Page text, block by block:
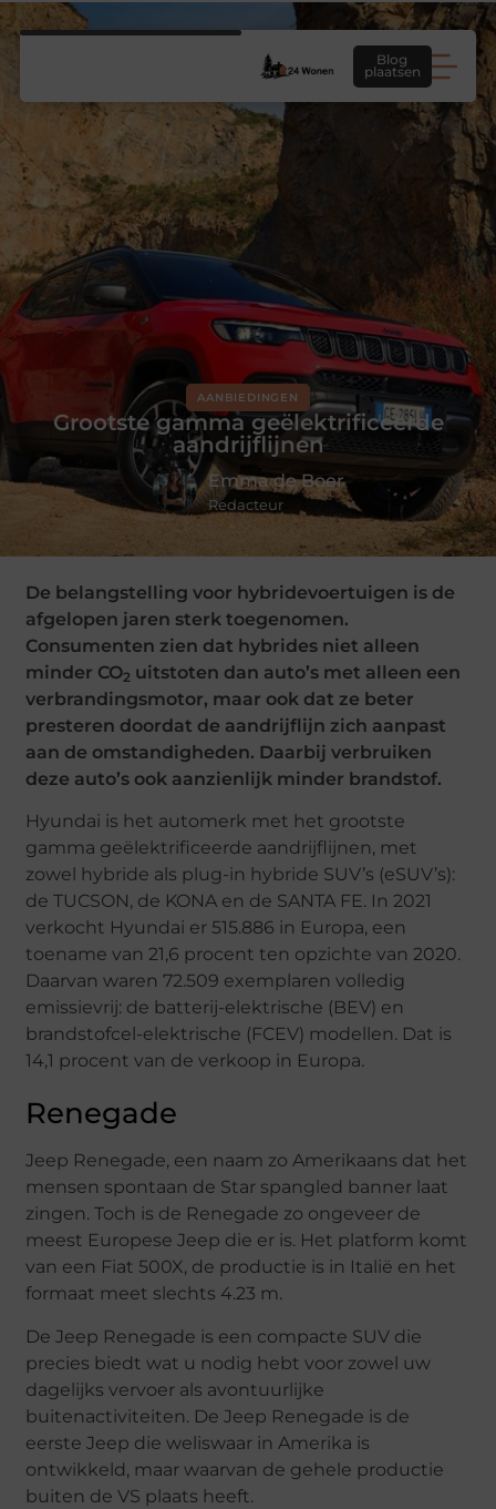
Blog
plaatsen
AANBIEDINGEN
Grootste gamma geëlektrificeerde
aandrijflijnen
Emma de Boer
Redacteur
De belangstelling voor hybridevoertuigen is de
afgelopen jaren sterk toegenomen.
Consumenten zien dat hybrides niet alleen
minder CO2 uitstoten dan auto’s met alleen een
verbrandingsmotor, maar ook dat ze beter
presteren doordat de aandrijflijn zich aanpast
aan de omstandigheden. Daarbij verbruiken
deze auto’s ook aanzienlijk minder brandstof.
Hyundai is het automerk met het grootste
gamma geëlektrificeerde aandrijflijnen, met
zowel hybride als plug-in hybride SUV’s (eSUV’s):
de TUCSON, de KONA en de SANTA FE. In 2021
verkocht Hyundai er 515.886 in Europa, een
toename van 21,6 procent ten opzichte van 2020.
Daarvan waren 72.509 exemplaren volledig
emissievrij: de batterij-elektrische (BEV) en
brandstofcel-elektrische (FCEV) modellen. Dat is
14,1 procent van de verkoop in Europa.
Renegade
Jeep Renegade, een naam zo Amerikaans dat het
mensen spontaan de Star spangled banner laat
zingen. Toch is de Renegade zo ongeveer de
meest Europese Jeep die er is. Het platform komt
van een Fiat 500X, de productie is in Italië en het
formaat meet slechts 4.23 m.
De Jeep Renegade is een compacte SUV die
precies biedt wat u nodig hebt voor zowel uw
dagelijks vervoer als avontuurlijke
buitenactiviteiten. De Jeep Renegade is de
eerste Jeep die weliswaar in Amerika is
ontwikkeld, maar waarvan de gehele productie
buiten de VS plaats heeft.